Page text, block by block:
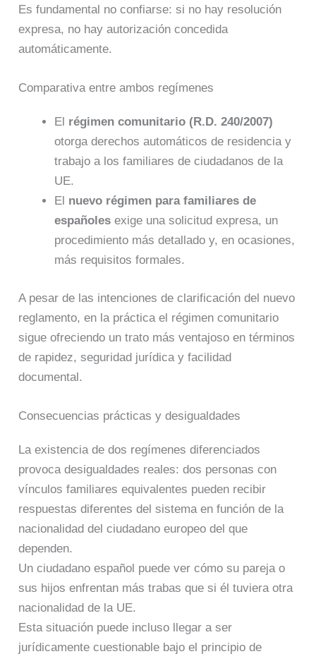
Es fundamental no confiarse: si no hay resolución
expresa, no hay autorización concedida
automáticamente.
Comparativa entre ambos regímenes
El régimen comunitario (R.D. 240/2007)
otorga derechos automáticos de residencia y
trabajo a los familiares de ciudadanos de la
UE.
El nuevo régimen para familiares de
españoles exige una solicitud expresa, un
procedimiento más detallado y, en ocasiones,
más requisitos formales.
A pesar de las intenciones de clarificación del nuevo
reglamento, en la práctica el régimen comunitario
sigue ofreciendo un trato más ventajoso en términos
de rapidez, seguridad jurídica y facilidad
documental.
Consecuencias prácticas y desigualdades
La existencia de dos regímenes diferenciados
provoca desigualdades reales: dos personas con
vínculos familiares equivalentes pueden recibir
respuestas diferentes del sistema en función de la
nacionalidad del ciudadano europeo del que
dependen.
Un ciudadano español puede ver cómo su pareja o
sus hijos enfrentan más trabas que si él tuviera otra
nacionalidad de la UE.
Esta situación puede incluso llegar a ser
jurídicamente cuestionable bajo el principio de